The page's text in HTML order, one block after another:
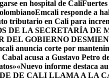
en hospital de Cali
Emcali responde a
tributario en Cali para
DE LA SECRETARÍA DE
DEL GOBIERNO
anuncia corte por
acusa a Gustavo Petro
«Nuevo informe destaca
DE CALI LLAMA A LA